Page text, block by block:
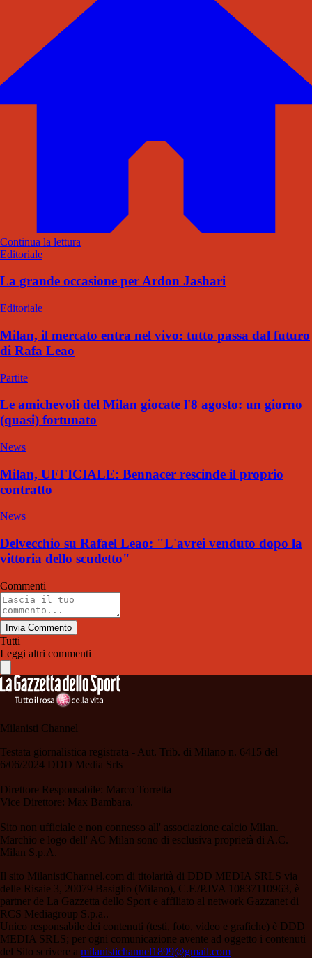
Continua la lettura
Editoriale
La grande occasione per Ardon Jashari
Editoriale
Milan, il mercato entra nel vivo: tutto passa dal futuro
di Rafa Leao
Partite
Le amichevoli del Milan giocate l'8 agosto: un giorno
(quasi) fortunato
News
Milan, UFFICIALE: Bennacer rescinde il proprio
contratto
News
Delvecchio su Rafael Leao: "L'avrei venduto dopo la
vittoria dello scudetto"
Commenti
Invia Commento
Tutti
Leggi altri commenti
Milanisti Channel
Testata giornalistica registrata - Aut. Trib. di Milano n. 6415 del
6/06/2024 DDD Media Srls
Direttore Responsabile: Marco Torretta
Vice Direttore: Max Bambara.
Sito non ufficiale e non connesso all' associazione calcio Milan.
Marchio e logo dell' AC Milan sono di esclusiva proprietà di A.C.
Milan S.p.A.
Il sito MilanistiChannel.com di titolarità di DDD MEDIA SRLS via
delle Risaie 3, 20079 Basiglio (Milano), C.F./P.IVA 10837110963, è
partner de La Gazzetta dello Sport e affiliato al network Gazzanet di
RCS Mediagroup S.p.a..
Unico responsabile dei contenuti (testi, foto, video e grafiche) è DDD
MEDIA SRLS; per ogni comunicazione avente ad oggetto i contenuti
del Sito scrivere a milanistichannel1899@gmail.com